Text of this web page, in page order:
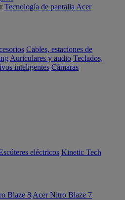
Tecnología de pantalla Acer
Cables, estaciones de
Auriculares y audio Teclados,
inteligentes Cámaras
eléctricos Kinetic Tech
Blaze 8 Acer Nitro Blaze 7